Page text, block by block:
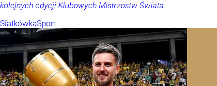
kolejnych edycji Klubowych Mistrzostw Świata.
SiatkówkaSport